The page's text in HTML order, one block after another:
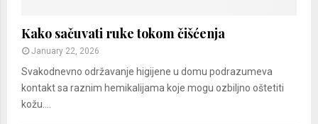
Kako sačuvati ruke tokom čišćenja
January 22, 2026
Svakodnevno održavanje higijene u domu podrazumeva
kontakt sa raznim hemikalijama koje mogu ozbiljno oštetiti
kožu....